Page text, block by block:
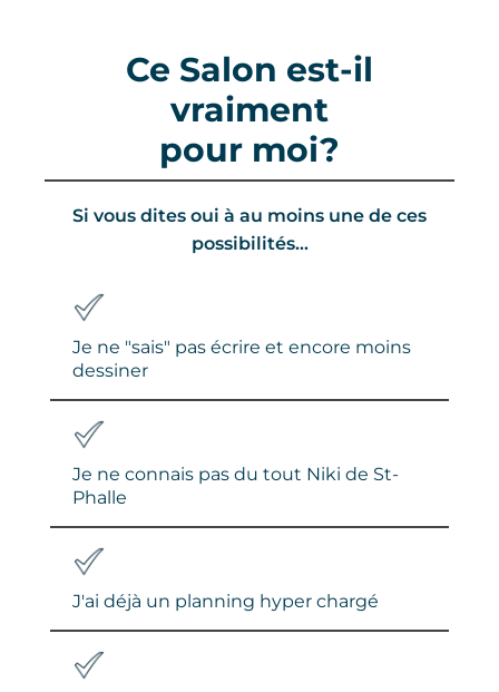
Ce Salon est-il
vraiment
pour moi?
Si vous dites oui à au moins une de ces
possibilités...
Je ne "sais" pas écrire et encore moins
dessiner
Je ne connais pas du tout Niki de St-
Phalle
J'ai déjà un planning hyper chargé